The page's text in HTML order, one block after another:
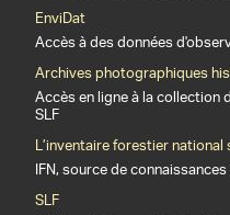
EnviDat
Accès à des données
Archives photographiques
Accès en ligne à la
SLF
L’inventaire forestier national
IFN, source de
SLF